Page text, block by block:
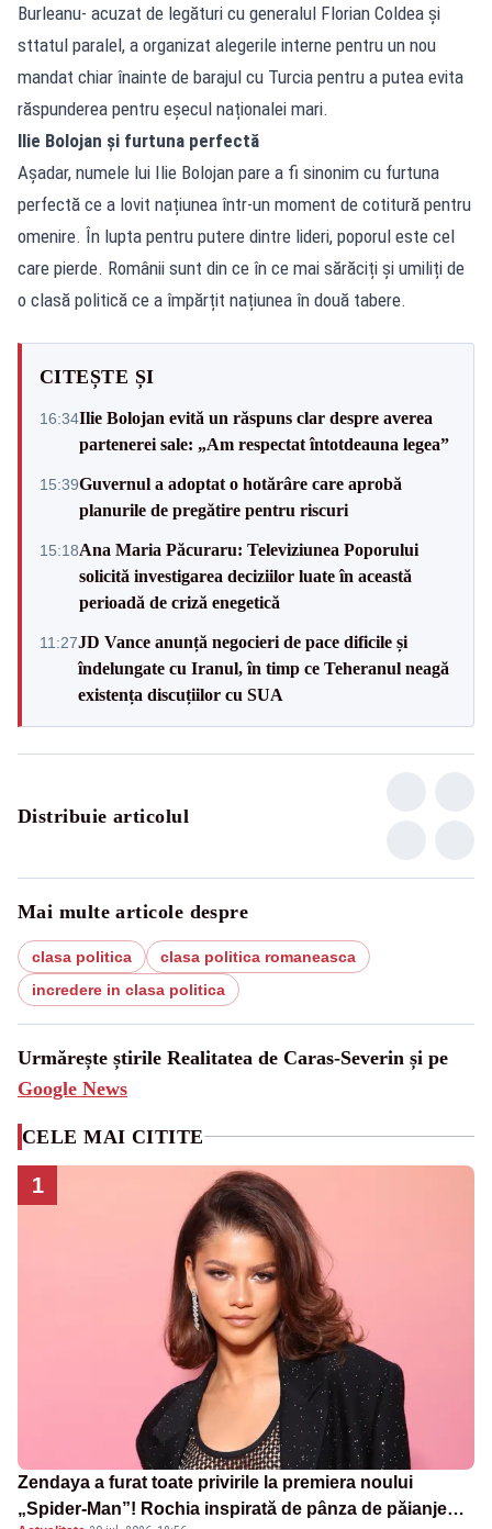
Burleanu- acuzat de legături cu generalul Florian Coldea și
sttatul paralel, a organizat alegerile interne pentru un nou
mandat chiar înainte de barajul cu Turcia pentru a putea evita
răspunderea pentru eșecul naționalei mari.
Ilie Bolojan și furtuna perfectă
Așadar, numele lui Ilie Bolojan pare a fi sinonim cu furtuna
perfectă ce a lovit națiunea într-un moment de cotitură pentru
omenire. În lupta pentru putere dintre lideri, poporul este cel
care pierde. Românii sunt din ce în ce mai sărăciți și umiliți de
o clasă politică ce a împărțit națiunea în două tabere.
CITEȘTE ȘI
16:34Ilie Bolojan evită un răspuns clar despre averea
partenerei sale: „Am respectat întotdeauna legea”
15:39Guvernul a adoptat o hotărâre care aprobă
planurile de pregătire pentru riscuri
15:18Ana Maria Păcuraru: Televiziunea Poporului
solicită investigarea deciziilor luate în această
perioadă de criză enegetică
11:27JD Vance anunță negocieri de pace dificile și
îndelungate cu Iranul, în timp ce Teheranul neagă
existența discuțiilor cu SUA
Distribuie articolul
Mai multe articole despre
clasa politica
clasa politica romaneasca
incredere in clasa politica
Urmărește știrile Realitatea de Caras-Severin și pe
Google News
CELE MAI CITITE
1
Zendaya a furat toate privirile la premiera noului
„Spider-Man”! Rochia inspirată de pânza de păianjen a